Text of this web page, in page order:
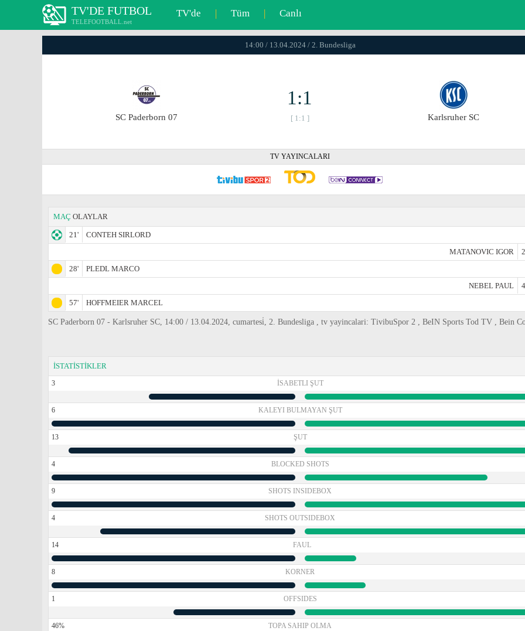
TV'DE FUTBOL
TELEFOOTBALL.net
TV'de | Tüm | Canlı
14:00 / 13.04.2024 / 2. Bundesliga
SC Paderborn 07
1:1
[ 1:1 ] Karlsruher SC
TV YAYINCALARI
MAÇ OLAYLAR
21'
CONTEH SIRLORD
MATANOVIC IGOR
28'
PLEDL MARCO
NEBEL PAUL
57'
HOFFMEIER MARCEL
SC Paderborn 07 - Karlsruher SC, 14:00 / 13.04.2024, cumartesi̇, 2. Bundesliga , tv yayincalari: TivibuSpor 2 , BeIN Sports Tod TV , Bein
İSTATİSTİKLER
3 İSABETLI ŞUT
6 KALEYI BULMAYAN ŞUT
13 ŞUT
4 BLOCKED SHOTS
9 SHOTS INSIDEBOX
4 SHOTS OUTSIDEBOX
14 FAUL
8 KORNER
1 OFFSIDES
46% TOPA SAHIP OLMA